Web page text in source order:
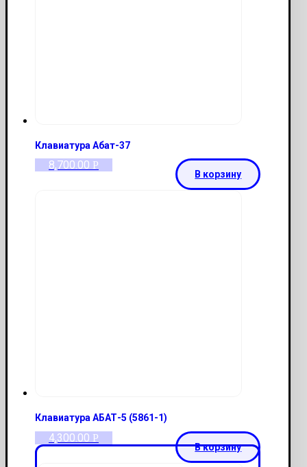
Клавиатура Абат-37
8,700.00 Р
В корзину
Клавиатура АБАТ-5 (5861-1)
4,300.00 Р
В корзину